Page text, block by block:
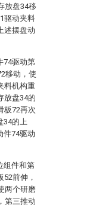
放盘34移
驱动夹料
述摆盘动
74驱动第
移动，使
料机构重
放盘34的
板72再次
34的上
件74驱动
组件和第
前伸，
两个研磨
第三推动